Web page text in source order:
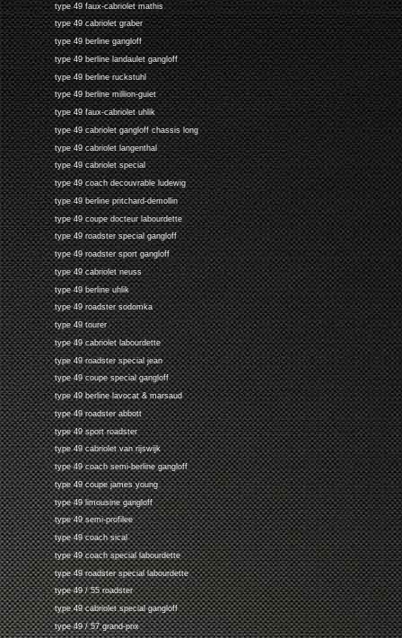
type 49 faux-cabriolet mathis
type 49 cabriolet graber
type 49 berline gangloff
type 49 berline landaulet gangloff
type 49 berline ruckstuhl
type 49 berline million-guiet
type 49 faux-cabriolet uhlik
type 49 cabriolet gangloff chassis long
type 49 cabriolet langenthal
type 49 cabriolet special
type 49 coach decouvrable ludewig
type 49 berline pritchard-demollin
type 49 coupe docteur labourdette
type 49 roadster special gangloff
type 49 roadster sport gangloff
type 49 cabriolet neuss
type 49 berline uhlik
type 49 roadster sodomka
type 49 tourer
type 49 cabriolet labourdette
type 49 roadster special jean
type 49 coupe special gangloff
type 49 berline lavocat & marsaud
type 49 roadster abbott
type 49 sport roadster
type 49 cabriolet van rijswijk
type 49 coach semi-berline gangloff
type 49 coupe james young
type 49 limousine gangloff
type 49 semi-profilee
type 49 coach sical
type 49 coach special labourdette
type 49 roadster special labourdette
type 49 / 55 roadster
type 49 cabriolet special gangloff
type 49 / 57 grand-prix